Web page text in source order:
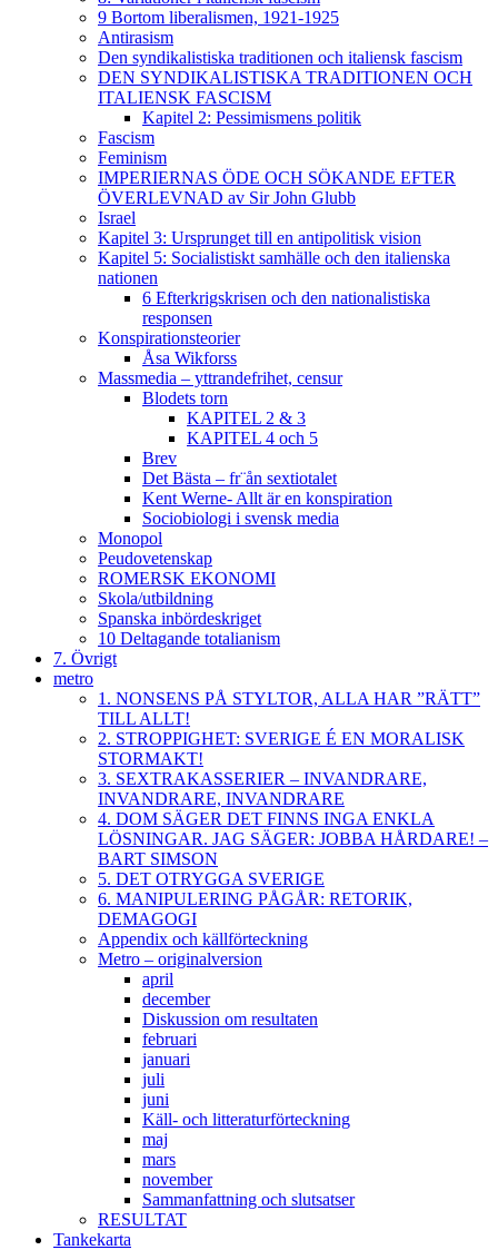
9 Bortom liberalismen, 1921-1925
Antirasism
Den syndikalistiska traditionen och italiensk fascism
DEN SYNDIKALISTISKA TRADITIONEN OCH
ITALIENSK FASCISM
Kapitel 2: Pessimismens politik
Fascism
Feminism
IMPERIERNAS ÖDE OCH SÖKANDE EFTER
ÖVERLEVNAD av Sir John Glubb
Israel
Kapitel 3: Ursprunget till en antipolitisk vision
Kapitel 5: Socialistiskt samhälle och den italienska
nationen
6 Efterkrigskrisen och den nationalistiska
responsen
Konspirationsteorier
Åsa Wikforss
Massmedia – yttrandefrihet, censur
Blodets torn
KAPITEL 2 & 3
KAPITEL 4 och 5
Brev
Det Bästa – fr¨ån sextiotalet
Kent Werne- Allt är en konspiration
Sociobiologi i svensk media
Monopol
Peudovetenskap
ROMERSK EKONOMI
Skola/utbildning
Spanska inbördeskriget
10 Deltagande totalianism
7. Övrigt
metro
1. NONSENS PÅ STYLTOR, ALLA HAR ”RÄTT”
TILL ALLT!
2. STROPPIGHET: SVERIGE É EN MORALISK
STORMAKT!
3. SEXTRAKASSERIER – INVANDRARE,
INVANDRARE, INVANDRARE
4. DOM SÄGER DET FINNS INGA ENKLA
LÖSNINGAR. JAG SÄGER: JOBBA HÅRDARE! –
BART SIMSON
5. DET OTRYGGA SVERIGE
6. MANIPULERING PÅGÅR: RETORIK,
DEMAGOGI
Appendix och källförteckning
Metro – originalversion
april
december
Diskussion om resultaten
februari
januari
juli
juni
Käll- och litteraturförteckning
maj
mars
november
Sammanfattning och slutsatser
RESULTAT
Tankekarta